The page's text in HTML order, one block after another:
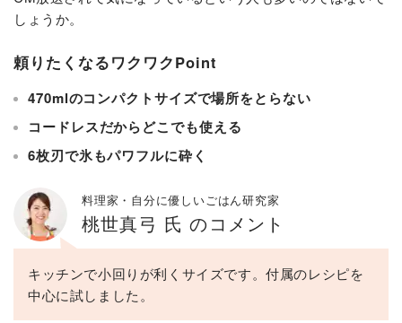
しょうか。
頼りたくなるワクワクPoint
470mlのコンパクトサイズで場所をとらない
コードレスだからどこでも使える
6枚刃で氷もパワフルに砕く
料理家・自分に優しいごはん研究家
桃世真弓 氏 のコメント
キッチンで小回りが利くサイズです。付属のレシピを
中心に試しました。